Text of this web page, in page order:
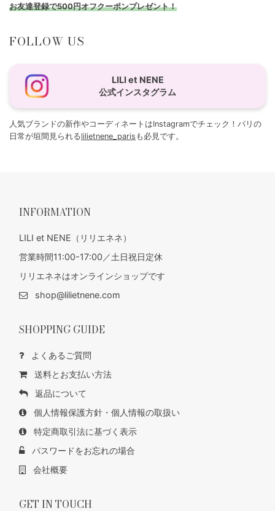
お友達登録で500円オフクーポンプレゼント！
FOLLOW US
LILI et NENE
公式インスタグラム
人気ブランドの新作やコーディネートはInstagramでチェック！パリの
日常が垣間見られるlilietnene_paris も必見です。
INFORMATION
LILI et NENE（リリエネネ）
営業時間11:00-17:00／土日祝日定休
リリエネネはオンラインショップです
shop@lilietnene.com
SHOPPING GUIDE
よくあるご質問
送料とお支払い方法
返品について
個人情報保護方針・個人情報の取扱い
特定商取引法に基づく表示
パスワードをお忘れの場合
会社概要
GET IN TOUCH